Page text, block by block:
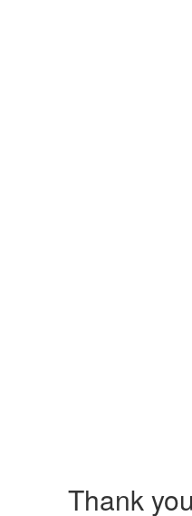
Thank